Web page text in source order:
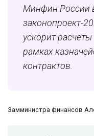
Минфин России
законопроект-
ускорит
рамках
контрактов.
Замминистра финансов